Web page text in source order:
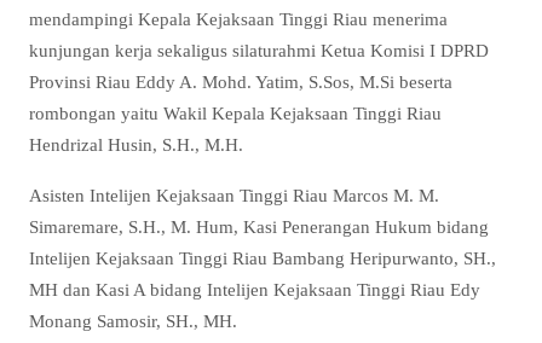
mendampingi Kepala Kejaksaan Tinggi Riau menerima
kunjungan kerja sekaligus silaturahmi Ketua Komisi I DPRD
Provinsi Riau Eddy A. Mohd. Yatim, S.Sos, M.Si beserta
rombongan yaitu Wakil Kepala Kejaksaan Tinggi Riau
Hendrizal Husin, S.H., M.H.
Asisten Intelijen Kejaksaan Tinggi Riau Marcos M. M.
Simaremare, S.H., M. Hum, Kasi Penerangan Hukum bidang
Intelijen Kejaksaan Tinggi Riau Bambang Heripurwanto, SH.,
MH dan Kasi A bidang Intelijen Kejaksaan Tinggi Riau Edy
Monang Samosir, SH., MH.